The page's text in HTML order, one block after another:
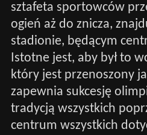
sztafeta sportowców
ogień aż do znicza,
stadionie, będącym
Istotne jest, aby był to
który jest przenoszony
zapewnia sukcesję
tradycją wszystkich
centrum wszystkich